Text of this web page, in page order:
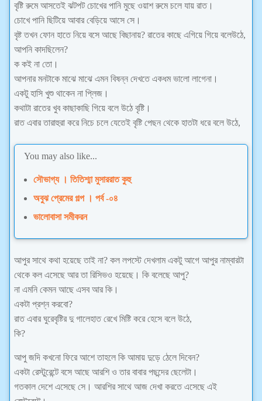
বৃষ্টি রুমে আসতেই ঝটপট চোখের পানি মুছে ওয়াশ রুমে চলে যায় রাত।
চোখে পানি ছিটিয়ে আবার বেড়িয়ে আসে সে।
বৃষ্ট তখন ফোন হাতে নিয়ে বসে আছে বিছানায়? রাতের কাছে এগিয়ে গিয়ে বলেউঠে,
আপনি কাদছিলেন?
ক কই না তো।
আপনার মনটাকে মাঝে মাঝে এমন বিষন্ন দেখতে একধম ভালো লাগেনা।
একটু হাসি খুশু থাকেন না প্লিজ।
কথাটা রাতের খুব কাছাকাছি গিয়ে বলে উঠে বৃষ্টি।
রাত এবার তারাহুরা করে নিচে চলে যেতেই বৃষ্টি পেছন থেকে হাতটা ধরে বলে উঠে,
You may also like...
সৌভাগ্য । তিতিশ্মা মুসাররাত কুহু
অবুঝ প্রেমের গল্প । পর্ব -০৪
ভালোবাসা সমীকরন
আপুর সাথে কথা হয়েছে তাই না? কল লপস্টে দেখলাম একটু আগে আপুর নাম্বারটা
থেকে কল এসেছে আর তা রিসিভও হয়েছে। কি বলেছে আপু?
না এমনি কেমন আছে এসব আর কি।
একটা প্রশ্ন করবো?
রাত এবার ঘুরেবৃষ্টির দু গালেহাত রেখে মিষ্টি করে হেসে বলে উঠে,
কি?
আপু জদি কখনো ফিরে আশে তাহলে কি আমায় দুড়ে ঠেলে দিবেন?
একটা রেস্টুরেন্টে বসে আছে আরশি ও তার বাবার পছন্দের ছেলেটা।
গতকাল দেশে এসেছে সে। আরশির সাথে আজ দেখা করতে এসেছে এই